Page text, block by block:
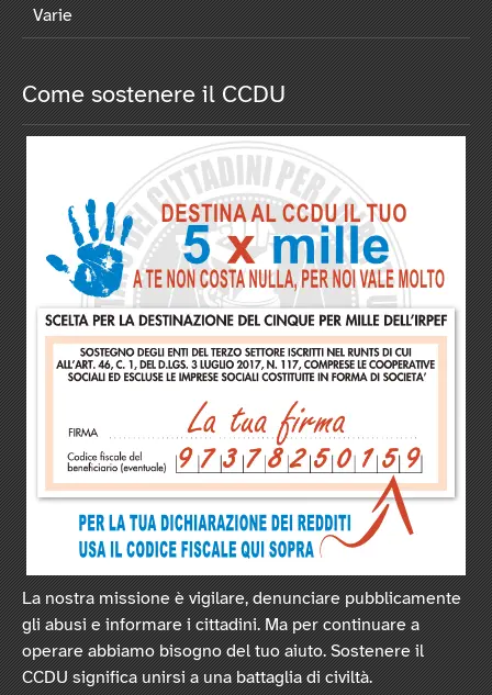
Varie
Come sostenere il CCDU
La nostra missione è vigilare, denunciare pubblicamente
gli abusi e informare i cittadini. Ma per continuare a
operare abbiamo bisogno del tuo aiuto. Sostenere il
CCDU significa unirsi a una battaglia di civiltà.